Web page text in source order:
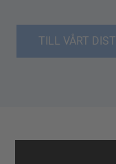
TILL VÅRT